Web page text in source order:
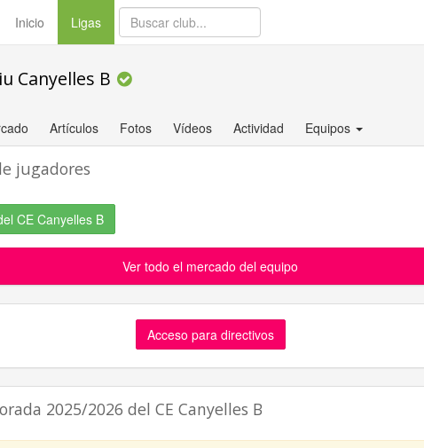
Inicio Ligas(current)
Canyelles B
Artículos Fotos Vídeos Actividad Equipos
jugadores
CE Canyelles B
Ver todo el mercado del equipo
Acceso para directivos
2025/2026 del CE Canyelles B